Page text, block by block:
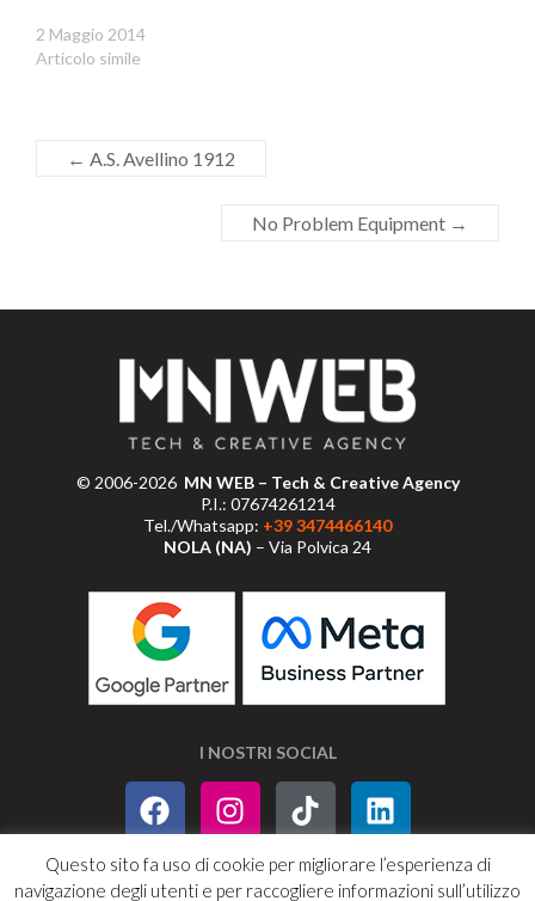
2 Maggio 2014
Articolo simile
← A.S. Avellino 1912
No Problem Equipment →
© 2006-2026 MN WEB – Tech & Creative Agency
P.I.: 07674261214
Tel./Whatsapp: +39 3474466140
NOLA (NA) – Via Polvica 24
I NOSTRI SOCIAL
PRIVACY POLICY SITEMAP RSS
Questo sito fa uso di cookie per migliorare l’esperienza di
navigazione degli utenti e per raccogliere informazioni sull’utilizzo